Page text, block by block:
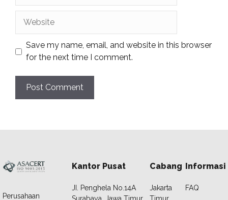
Save my name, email, and website in this browser
for the next time I comment.
Perusahaan
Kantor Pusat
JI. Penghela No.14A
Cabang
Jakarta
Informasi
FAQ